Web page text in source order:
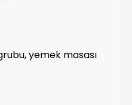
yemek masası